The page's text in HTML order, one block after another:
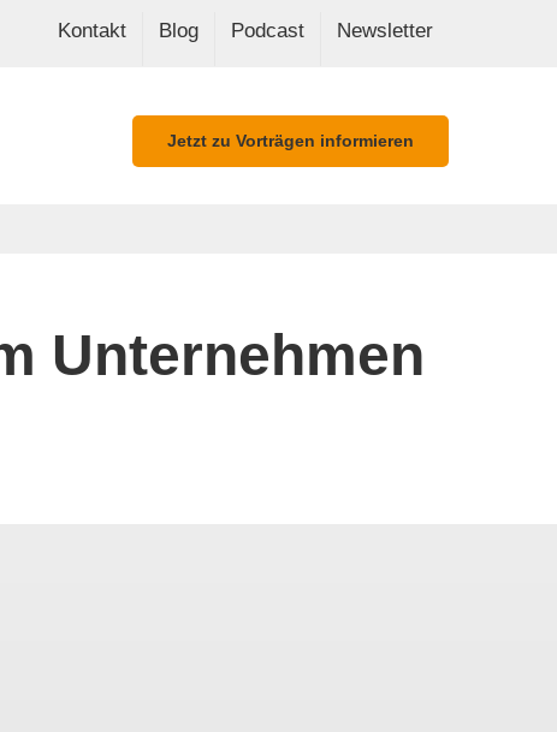
Kontakt Blog Podcast Newsletter
Jetzt zu Vorträgen informieren
Unternehmen